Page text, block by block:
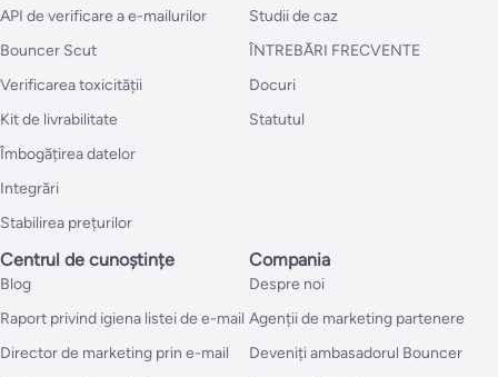
API de verificare a e-mailurilor
Bouncer Scut
Verificarea toxicității
Kit de livrabilitate
Îmbogățirea datelor
Integrări
Stabilirea prețurilor
Studii de caz
ÎNTREBĂRI FRECVENTE
Docuri
Statutul
Centrul de cunoștințe
Blog
Raport privind igiena listei de e-mail
Director de marketing prin e-mail
Compania
Despre noi
Agenții de marketing partenere
Deveniți ambasadorul Bouncer